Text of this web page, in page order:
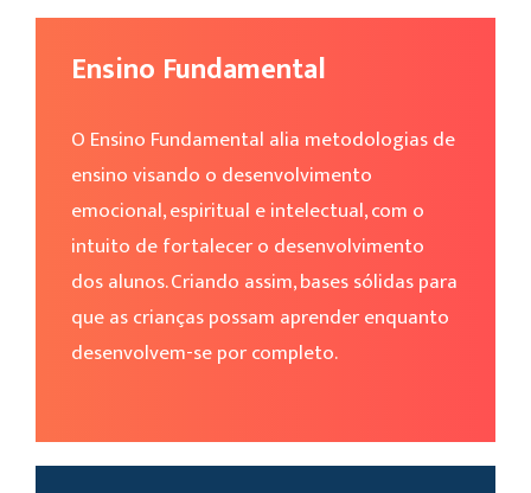
Ensino Fundamental
O Ensino Fundamental alia metodologias de
ensino visando o desenvolvimento
emocional, espiritual e intelectual, com o
intuito de fortalecer o desenvolvimento
dos alunos. Criando assim, bases sólidas para
que as crianças possam aprender enquanto
desenvolvem-se por completo.